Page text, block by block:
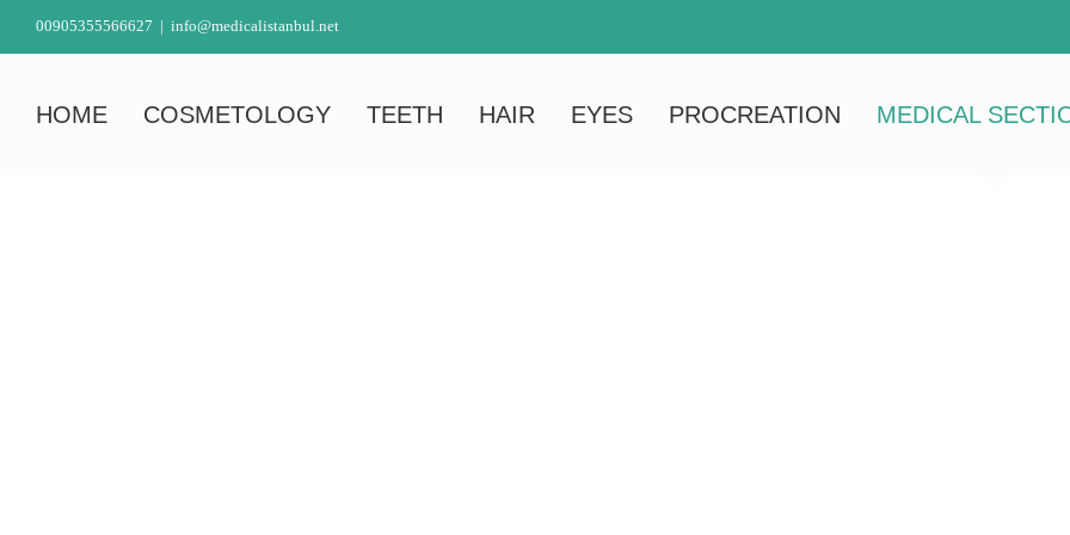
content
00905355566627 | info@medicalistanbul.net
HOME COSMETOLOGY TEETH HAIR EYES PROCREATION MEDICAL